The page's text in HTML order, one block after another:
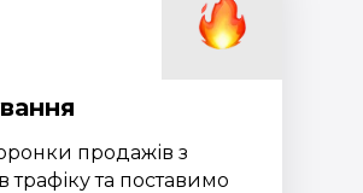
продажів з
трафіку та поставимо